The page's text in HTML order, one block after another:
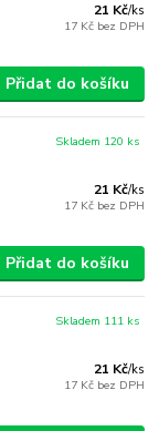
21 Kč/ks
17 Kč bez DPH
Přidat do košíku
21 Kč/ks
17 Kč bez DPH
Skladem 120 ks
Přidat do košíku
21 Kč/ks
17 Kč bez DPH
Skladem 111 ks